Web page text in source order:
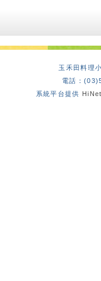
玉禾田料理
電話：
系統平台提供